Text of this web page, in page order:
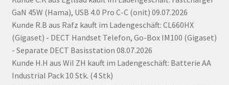
GaN 45W (Hama), USB 4.0 Pro C-C (onit) 09.07.2026
Kunde R.B aus Rafz kauft im Ladengeschäft: CL660HX
(Gigaset) - DECT Handset Telefon, Go-Box IM100 (Gigaset)
- Separate DECT Basisstation 08.07.2026
Kunde H.H aus Wil ZH kauft im Ladengeschäft: Batterie AA
Industrial Pack 10 Stk. (4 Stk)